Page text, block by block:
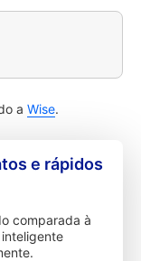
a Wise.
e rápidos
comparada à